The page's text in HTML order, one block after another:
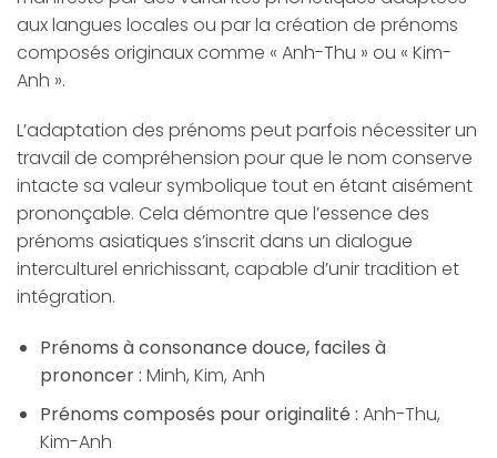
aux langues locales ou par la création de prénoms
composés originaux comme « Anh-Thu » ou « Kim-
Anh ».
L’adaptation des prénoms peut parfois nécessiter un
travail de compréhension pour que le nom conserve
intacte sa valeur symbolique tout en étant aisément
prononçable. Cela démontre que l’essence des
prénoms asiatiques s’inscrit dans un dialogue
interculturel enrichissant, capable d’unir tradition et
intégration.
Prénoms à consonance douce, faciles à
prononcer : Minh, Kim, Anh
Prénoms composés pour originalité : Anh-Thu,
Kim-Anh